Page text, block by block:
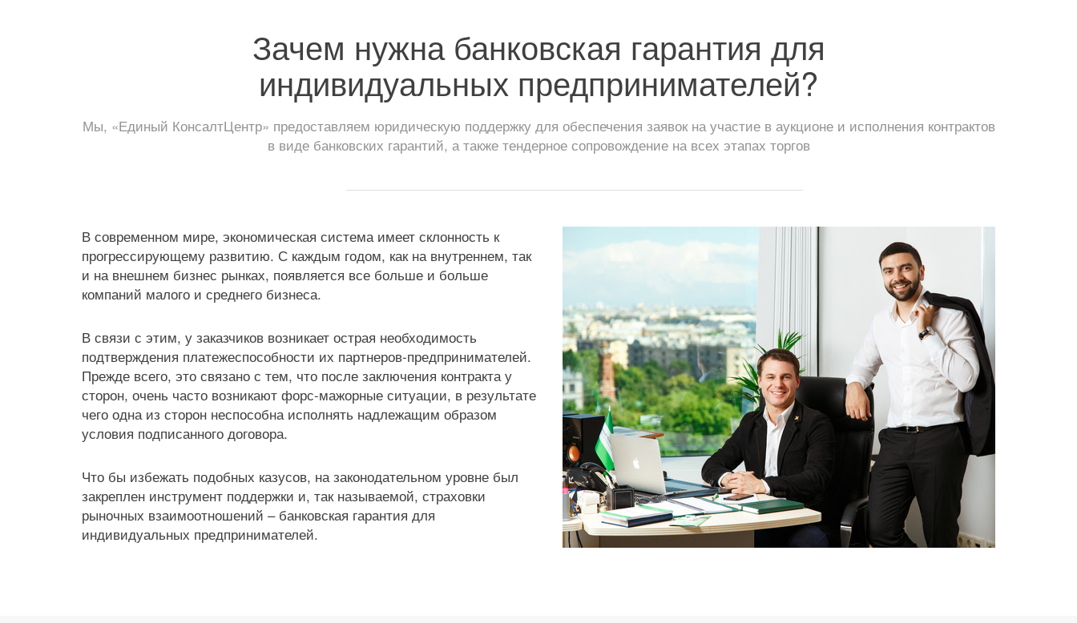
Зачем нужна банковская гарантия для
индивидуальных предпринимателей?
Мы, «Единый КонсалтЦентр» предоставляем юридическую поддержку для обеспечения заявок на участие в аукционе и исполнения контрактов
в виде банковских гарантий, а также тендерное сопровождение на всех этапах торгов
В современном мире, экономическая система имеет склонность к
прогрессирующему развитию. С каждым годом, как на внутреннем, так
и на внешнем бизнес рынках, появляется все больше и больше
компаний малого и среднего бизнеса.
В связи с этим, у заказчиков возникает острая необходимость
подтверждения платежеспособности их партнеров-предпринимателей.
Прежде всего, это связано с тем, что после заключения контракта у
сторон, очень часто возникают форс-мажорные ситуации, в результате
чего одна из сторон неспособна исполнять надлежащим образом
условия подписанного договора.
Что бы избежать подобных казусов, на законодательном уровне был
закреплен инструмент поддержки и, так называемой, страховки
рыночных взаимоотношений – банковская гарантия для
индивидуальных предпринимателей.